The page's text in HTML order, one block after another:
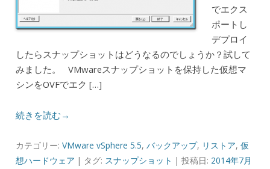
でエクス
ポートし
デプロイ
したらスナップショットはどうなるのでしょうか？試して
みました。 VMwareスナップショットを保持した仮想マ
シンをOVFでエク […]
続きを読む→
カテゴリー: VMware vSphere 5.5, バックアップ, リストア, 仮
想ハードウェア | タグ: スナップショット | 投稿日: 2014年7月